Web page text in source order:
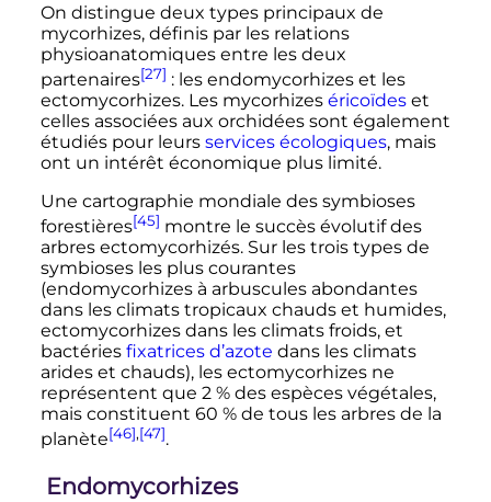
On distingue deux types principaux de
mycorhizes, définis par les relations
physioanatomiques entre les deux
partenaires[27] : les endomycorhizes et les
ectomycorhizes. Les mycorhizes éricoïdeset
celles associées aux orchidées sont également
étudiés pour leurs services écologiques, mais
ont un intérêt économique plus limité.
Une cartographie mondiale des symbioses
forestières[45] montre le succès évolutif des
arbres ectomycorhizés. Sur les trois types de
symbioses les plus courantes
(endomycorhizes à arbuscules abondantes
dans les climats tropicaux chauds et humides,
ectomycorhizes dans les climats froids, et
bactéries fixatrices d’azote dans les climats
arides et chauds), les ectomycorhizes ne
représentent que 2 % des espèces végétales,
mais constituent 60 % de tous les arbres de la
planète[46],[47].
Endomycorhizes